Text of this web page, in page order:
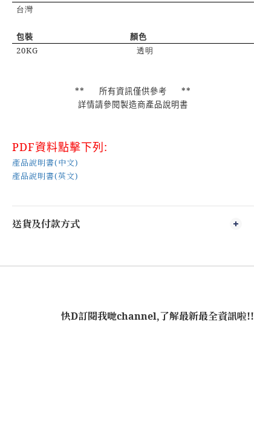
台灣
包裝
顏色
20KG
透明
** 所有資訊僅供參考 **
詳情請參閱製造商產品說明書
PDF資料點擊下列:
產品說明書(中文)
產品說明書(英文)
送貨及付款方式
快D訂閱我哋channel,了解最新最全資訊啦!!